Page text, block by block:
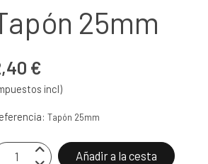
25mm
€
incl)
Tapón 25mm
Añadir a la cesta